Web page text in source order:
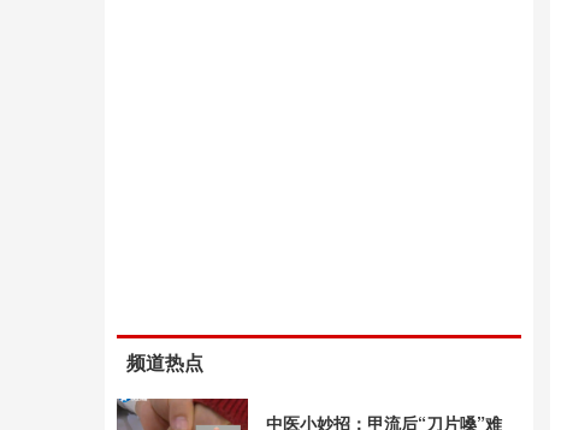
频道热点
中医小妙招：甲流后“刀片嗓”难